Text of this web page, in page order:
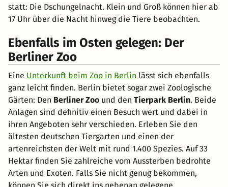
statt: Die Dschungelnacht. Klein und Groß können hier ab
17 Uhr über die Nacht hinweg die Tiere beobachten.
Ebenfalls im Osten gelegen: Der
Berliner Zoo
Eine Unterkunft beim Zoo in Berlin lässt sich ebenfalls
ganz leicht finden. Berlin bietet sogar zwei Zoologische
Gärten: Den Berliner Zoo und den Tierpark Berlin. Beide
Anlagen sind definitiv einen Besuch wert und dabei in
ihren Angeboten sehr verschieden. Erleben Sie den
ältesten deutschen Tiergarten und einen der
artenreichsten der Welt mit rund 1.400 Spezies. Auf 33
Hektar finden Sie zahlreiche vom Aussterben bedrohte
Arten und Exoten. Falls Sie nicht genug bekommen,